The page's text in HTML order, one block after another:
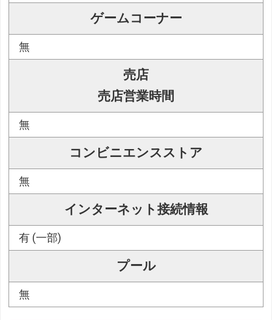
ゲームコーナー
無
売店
売店営業時間
無
コンビニエンスストア
無
インターネット接続情報
有 (一部)
プール
無